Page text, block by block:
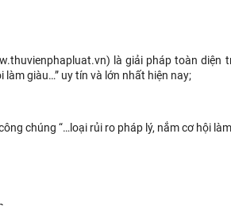
là giải pháp toàn diện
làm giàu…” uy tín và lớn nhất hiện nay;
chúng “…loại rủi ro pháp lý, nắm cơ hội